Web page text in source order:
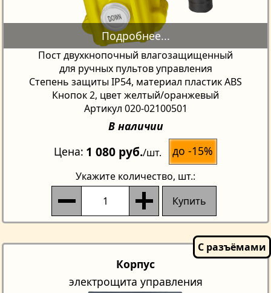
Пост двухкнопочный влагозащищенный
для ручных пультов управления
Степень защиты IP54, материал пластик ABS
Кнопок 2, цвет желтый/оранжевый
Артикул 020-02100501
В наличии
Цена 1 080 руб./шт. до -15%
Укажите количество, шт.:
Купить
Корпус
электрощита управления